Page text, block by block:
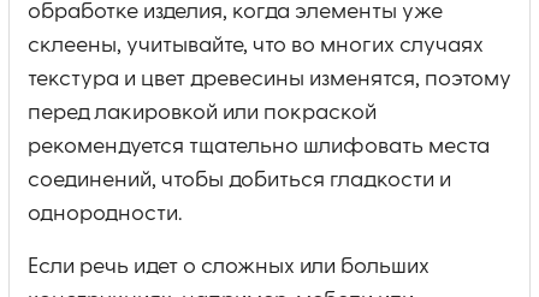
обработке изделия, когда элементы уже
склеены, учитывайте, что во многих случаях
текстура и цвет древесины изменятся, поэтому
перед лакировкой или покраской
рекомендуется тщательно шлифовать места
соединений, чтобы добиться гладкости и
однородности.
Если речь идет о сложных или больших